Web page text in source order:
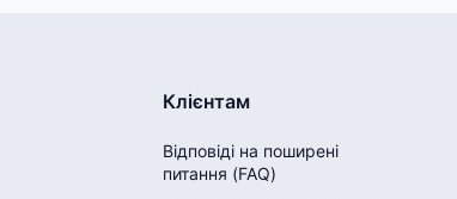
Клієнтам
Відповіді на поширені
питання (FAQ)